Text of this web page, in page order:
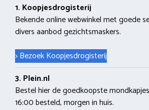
1. Koopjesdrogisterij
Bekende online webwinkel met goede
divers aanbod gezichtsmaskers.
> Bezoek Koopjesdrogisterij
3. Plein.nl
Bestel hier de goedkoopste
16:00 besteld, morgen in huis.